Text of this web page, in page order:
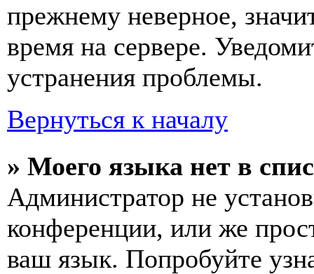
прежнему неверное,
время на сервере.
устранения проблемы.
Вернуться к началу
» Моего языка нет в
Администратор не
конференции, или же
ваш язык. Попробуйте